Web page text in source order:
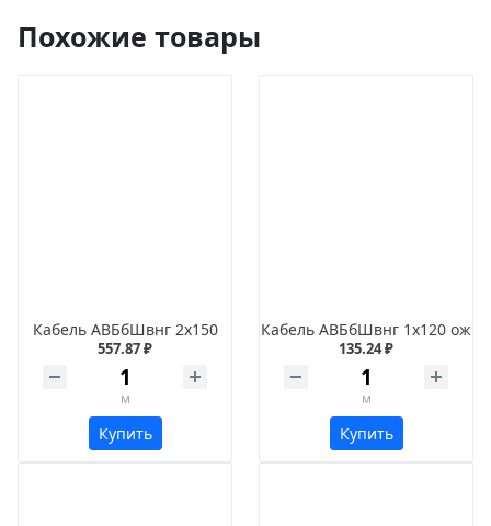
Похожие товары
Кабель АВБбШвнг 2х150
557.87 ₽
м
Купить
Кабель АВБбШвнг 1х120 ож
135.24 ₽
м
Купить